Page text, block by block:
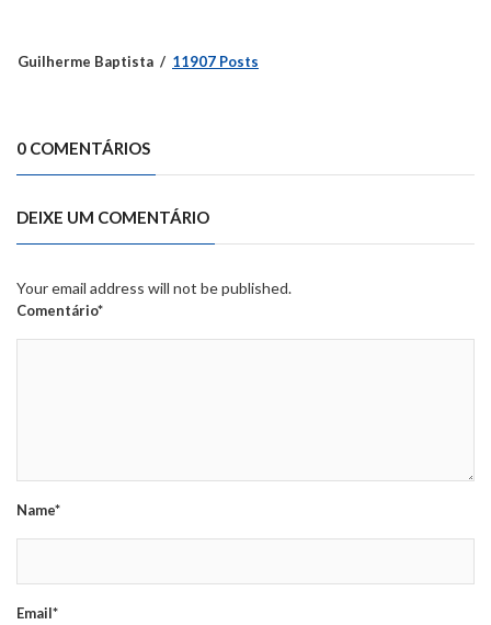
Guilherme Baptista 11907 Posts
0 COMENTÁRIOS
DEIXE UM COMENTÁRIO
Your email address will not be published.
Comentário*
Name*
Email*